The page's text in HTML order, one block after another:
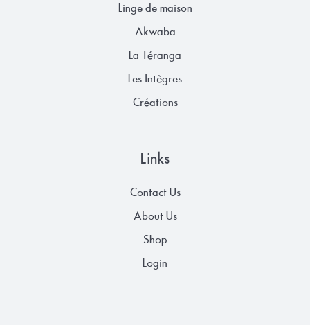
Linge de maison
Akwaba
La Téranga
Les Intègres
Créations
Links
Contact Us
About Us
Shop
Login